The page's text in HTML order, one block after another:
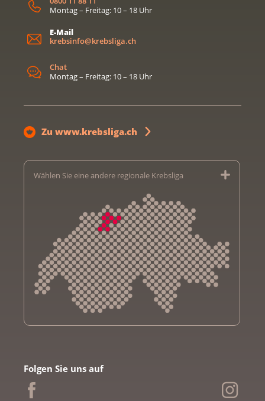
Montag – Freitag: 10 – 18 Uhr
E-Mail
krebsinfo@krebsliga.ch
Chat
Montag – Freitag: 10 – 18 Uhr
Zu www.krebsliga.ch
Wählen Sie eine andere regionale Krebsliga
Krebsliga Bern
Krebsliga Freiburg
Folgen Sie uns auf